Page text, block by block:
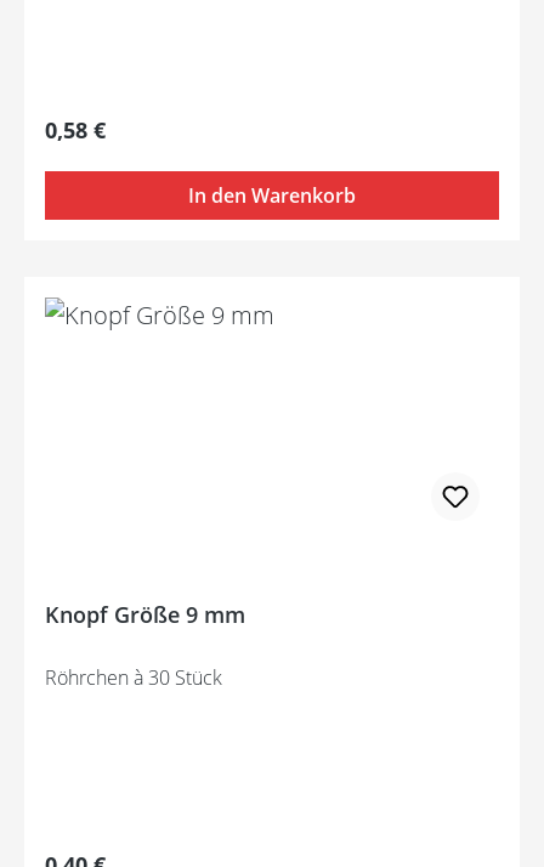
Regulärer Preis:
0,58 €
In den Warenkorb
Knopf Größe 9 mm
Röhrchen à 30 Stück